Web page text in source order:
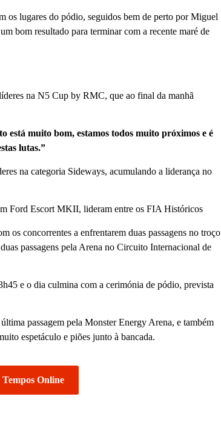
os lugares do pódio, seguidos bem de perto por Miguel
bom resultado para terminar com a recente maré de
na N5 Cup by RMC, que ao final da manhã
está muito bom, estamos todos muito próximos e é
lutas.”
na categoria Sideways, acumulando a liderança no
Ford Escort MKII, lideram entre os FIA Históricos
os concorrentes a enfrentarem duas passagens no troço
passagens pela Arena no Circuito Internacional de
e o dia culmina com a cerimónia de pódio, prevista
passagem pela Monster Energy Arena, e também
espetáculo e piões junto à bancada.
Tempos Online